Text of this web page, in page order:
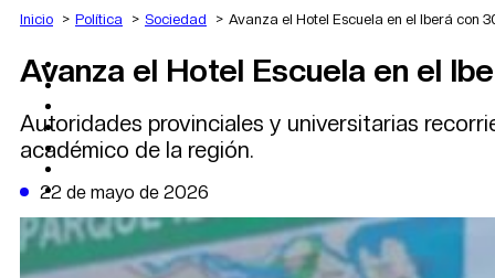
AGRO
DEPORTES
POLÍTICA
CAMBIO CLIMÁTICO
DE LA TRIBUNA TV
Inicio Política Sociedad Avanza el Hotel Escuela en el Iberá con
Avanza el Hotel Escuela en el
Autoridades provinciales y universitarias
académico de la región.
22 de mayo de 2026